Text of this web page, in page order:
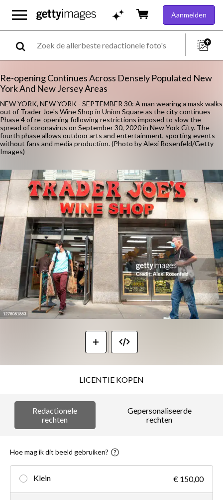
Aanmelden
Re-opening Continues Across Densely Populated New
York And New Jersey Areas
NEW YORK, NEW YORK - SEPTEMBER 30: A man wearing a mask walks
out of Trader Joe's Wine Shop in Union Square as the city continues
Phase 4 of re-opening following restrictions imposed to slow the
spread of coronavirus on September 30, 2020 in New York City. The
fourth phase allows outdoor arts and entertainment, sporting events
without fans and media production. (Photo by Alexi Rosenfeld/Getty
Images)
LICENTIE KOPEN
Redactionele
rechten
Gepersonaliseerde
rechten
Hoe mag ik dit beeld gebruiken?
Klein € 150,00